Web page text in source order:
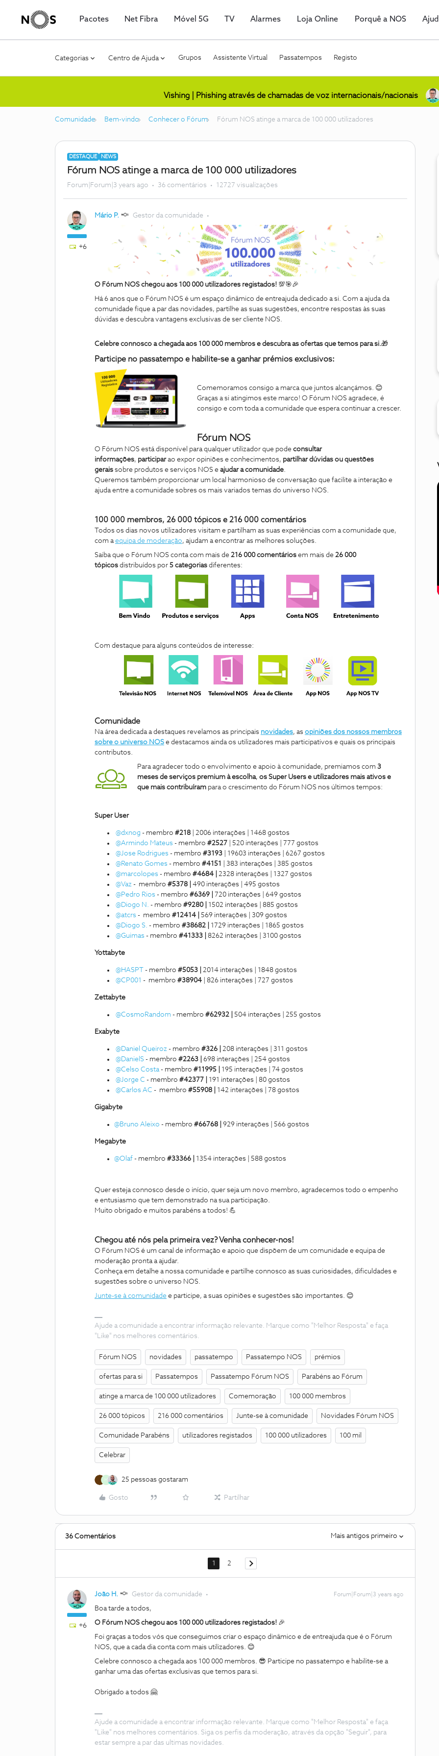
Pacotes Net Fibra Móvel 5G TV Alarmes Loja Online Porquê a NOS
Categorias Centro de Ajuda Grupos Assistente Virtual Passatempos Registo
Vishing | Phishing através de chamadas de voz internacionais/nacionais
Comunidade Bem-vindo Conhecer o Fórum Fórum NOS atinge a marca de 100 000 utilizadores
DESTAQUE NEWS
Fórum NOS atinge a marca de 100 000 utilizadores
Forum|Forum|3 years ago 36 comentários 12727 visualizações
+6
Mário P. Gestor da comunidade
O Fórum NOS chegou aos 100 000 utilizadores registados! 💯🎯🎉
Há 6 anos que o Fórum NOS é um espaço dinâmico de entreajuda dedicado a si. Com a ajuda da
comunidade fique a par das novidades, partilhe as suas sugestões, encontre respostas às suas
dúvidas e descubra vantagens exclusivas de ser cliente NOS.
Celebre connosco a chegada aos 100 000 membros e descubra as ofertas que temos para si.🎁
Participe no passatempo e habilite-se a ganhar prémios exclusivos:
Comemoramos consigo a marca que juntos alcançámos. 😊
Graças a si atingimos este marco! O Fórum NOS agradece, é
consigo e com toda a comunidade que espera continuar a crescer.
Fórum NOS
O Fórum NOS está disponível para qualquer utilizador que pode consultar
informações, participarao expor opiniões e conhecimentos, partilhar dúvidas ou questões
gerais sobre produtos e serviços NOS e ajudar a comunidade.
Queremos também proporcionar um local harmonioso de conversação que facilite a interação e
ajuda entre a comunidade sobres os mais variados temas do universo NOS.
100 000 membros, 26 000 tópicos e 216 000 comentários
Todos os dias novos utilizadores visitam e partilham as suas experiências com a comunidade que,
com aequipa de moderação, ajudam a encontrar as melhores soluções.
Saiba que o Fórum NOS conta com mais de 216 000 comentários em mais de 26 000
tópicos distribuídos por 5 categorias diferentes:
Com destaque para alguns conteúdos de interesse:
Comunidade
Na área dedicada a destaques revelamos as principais novidades, as opiniões dos nossos membros
sobre o universo NOS e destacamos ainda os utilizadores mais participativos e quais os principais
contributos.
Para agradecer todo o envolvimento e apoio à comunidade, premiamos com 3
meses de serviços premium à escolha, os Super Users e utilizadores mais ativos e
que mais contribuíram para o crescimento do Fórum NOS nos últimos tempos:
Super User
@dxnog - membro #218 | 2006 interações | 1468 gostos
@Armindo Mateus - membro #2527
| 520 interações | 777 gostos
@Jose Rodrigues - membro #3193
| 19603 interações | 6267 gostos
@Renato Gomes - membro #4151
| 383 interações | 385 gostos
@marcolopes - membro #4684 | 2328 interações | 1327 gostos
@Vaz - membro #5378 | 490 interações | 495 gostos
@Pedro Rios - membro #6369 |
720 interações | 649 gostos
@Diogo N. - membro #9280 | 1502 interações | 885 gostos
@atcrs - membro #12414 | 569 interações | 309 gostos
@Diogo S. - membro #38682 | 1729 interações | 1865 gostos
@Guimas - membro #41333 | 8262 interações | 3100 gostos
Yottabyte
@HASPT - membro #5053 | 2014 interações | 1848 gostos
@CP001 - membro #38904 | 826 interações | 727 gostos
Zettabyte
@CosmoRandom - membro #62932 | 504 interações | 255 gostos
Exabyte
@Daniel Queiroz - membro #326 | 208 interações | 311 gostos
@DanielS - membro #2263 | 698 interações | 254 gostos
@Celso Costa- membro #11995 |
195 interações | 74 gostos
@Jorge C - membro #42377 | 191 interações | 80 gostos
@Carlos AC - membro #55908 | 142 interações | 78 gostos
Gigabyte
@Bruno Aleixo - membro #66768 | 929 interações | 566 gostos
Megabyte
@Olaf - membro #33366 | 1354 interações | 588 gostos
Quer esteja connosco desde o início, quer seja um novo membro, agradecemos todo o empenho
e entusiasmo que tem demonstrado na sua participação.
Muito obrigado e muitos parabéns a todos! 💪
Chegou até nós pela primeira vez? Venha conhecer-nos!
O Fórum NOS é um canal de informação e apoio que dispõem de um comunidade e equipa de
moderação pronta a ajudar.
Conheça em detalhe a nossa comunidade e partilhe connosco as suas curiosidades, dificuldades e
sugestões sobre o universo NOS.
Junte-se à comunidade e participe, a suas opiniões e sugestões são importantes. 😊
Ajude a comunidade a encontrar informação relevante. Marque como "Melhor Resposta" e faça
"Like" nos melhores comentários.
Fórum NOS novidades passatempo Passatempo NOS prémios
ofertas para si Passatempos Passatempo Fórum NOS Parabéns ao Fórum
atinge a marca de 100 000 utilizadores Comemoração 100 000 membros
26 000 tópicos 216 000 comentários Junte-se à comunidade Novidades Fórum NOS
Comunidade Parabéns utilizadores registados 100 000 utilizadores 100 mil
Celebrar
M 25 pessoas gostaram
Gosto Partilhar
36 Comentários Mais antigos primeiro
1 2
+6
João H. Gestor da comunidade Forum|Forum|3 years ago
Boa tarde a todos,
O Fórum NOS chegou aos 100 000 utilizadores registados! 🎉
Foi graças a todos vós que conseguimos criar o espaço dinâmico e de entreajuda que é o Fórum
NOS, que a cada dia conta com mais utilizadores. 😊
Celebre connosco a chegada aos 100 000 membros. 😎 Participe no passatempo e habilite-se a
ganhar uma das ofertas exclusivas que temos para si.
Obrigado a todos 🤗
Ajude a comunidade a encontrar informação relevante. Marque como "Melhor Resposta" e faça
"Like" nos melhores comentários. Siga os perfis da moderação, através da opção "Seguir", para
estar sempre a par das ultimas novidades.